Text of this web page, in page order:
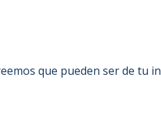
que pueden ser de tu